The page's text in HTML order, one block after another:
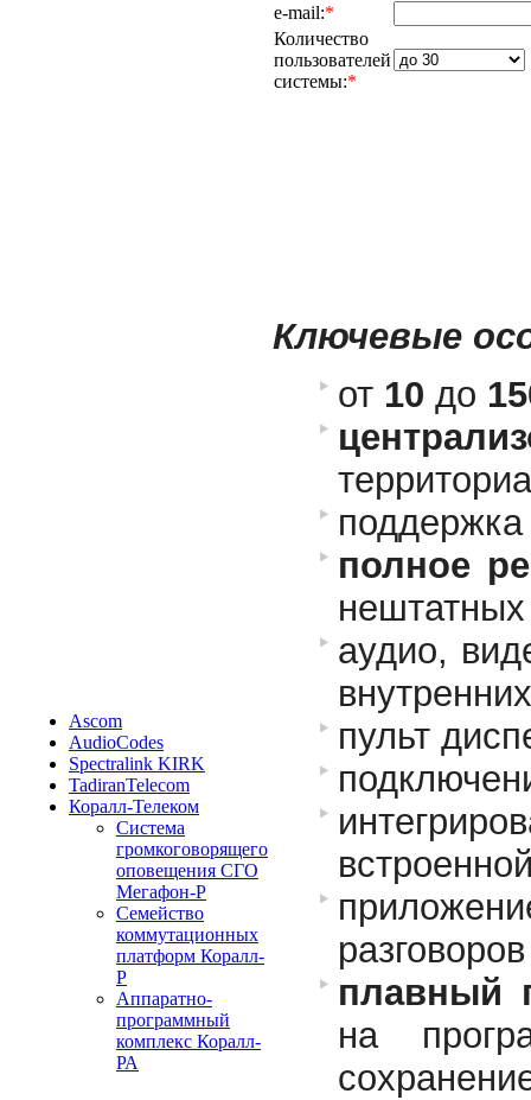
Ascom
AudioCodes
Spectralink KIRK
TadiranTelecom
Коралл-Телеком
Система
громкоговорящего
оповещения СГО
Мегафон-Р
Cемейство
коммутационных
платформ Коралл-
Р
Аппаратно-
программный
комплекс Коралл-
РА
e-mail:*
Количество
пользователей
системы:*
Ключевые
от 10 до
поддержка
полное
аудио,
пульт
плавный
на